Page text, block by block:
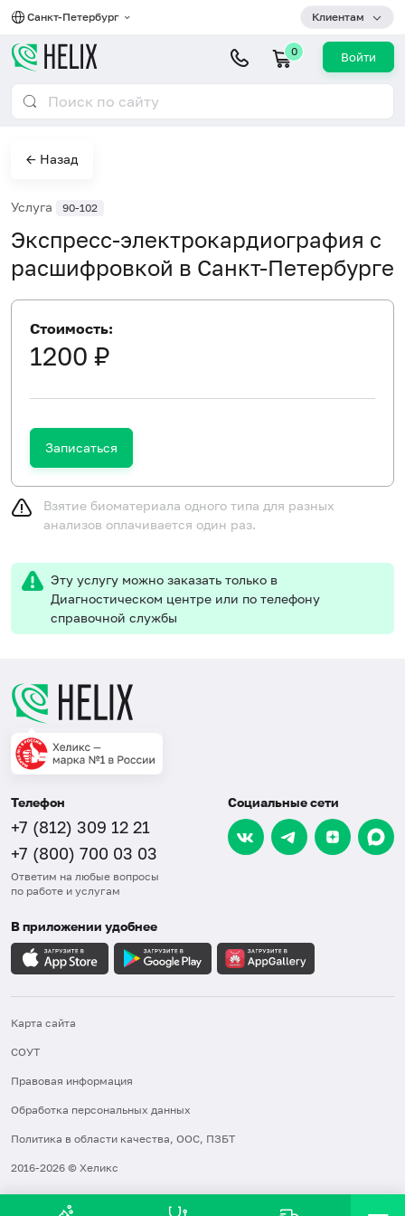
Санкт-Петербург Клиентам
0 Войти
← Назад
Услуга 90-102
Экспресс-электрокардиография с
расшифровкой в Санкт-Петербурге
Стоимость:
1200 ₽
Записаться
Взятие биоматериала одного типа для разных
анализов оплачивается один раз.
Эту услугу можно заказать только в
Диагностическом центре или по телефону
справочной службы
Телефон
+7 (812) 309 12 21
+7 (800) 700 03 03
Ответим на любые вопросы
по работе и услугам
Социальные сети
В приложении удобнее
Карта сайта
СОУТ
Правовая информация
Обработка персональных данных
Политика в области качества, ООС, ПЗБТ
2016-2026 © Хеликс